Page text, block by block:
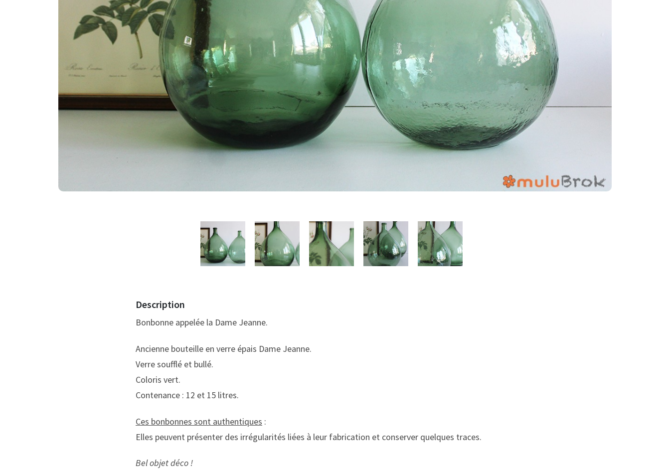
Description
Bonbonne appelée la Dame Jeanne.
Ancienne bouteille en verre épais Dame Jeanne.
Verre soufflé et bullé.
Coloris vert.
Contenance : 12 et 15 litres.
Ces bonbonnes sont authentiques :
Elles peuvent présenter des irrégularités liées à leur fabrication et conserver quelques traces.
Bel objet déco !